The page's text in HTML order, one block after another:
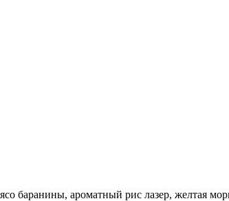
баранины, ароматный рис лазер, желтая